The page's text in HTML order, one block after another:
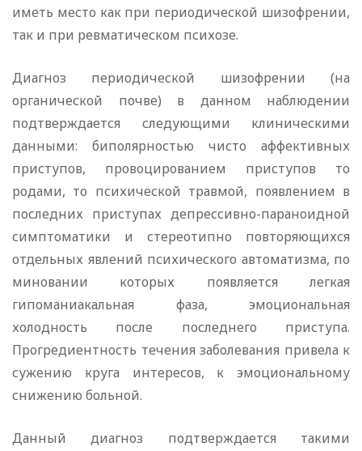
иметь место как при периодической шизофрении,
так и при ревматическом психозе.
Диагноз периодической шизофрении (на
органической почве) в данном наблюдении
подтверждается следующими клиническими
данными: биполярностью чисто аффективных
приступов, провоцированием приступов то
родами, то психической травмой, появлением в
последних приступах депрессивно-параноидной
симптоматики и стереотипно повторяющихся
отдельных явлений психического автоматизма, по
миновании которых появляется легкая
гипоманиакальная фаза, эмоциональная
холодность после последнего приступа.
Прогредиентность течения заболевания привела к
сужению круга интересов, к эмоциональному
снижению больной.
Данный диагноз подтверждается такими